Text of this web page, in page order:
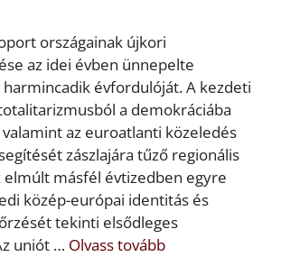
országainak újkori
az idei évben ünnepelte
évfordulóját. A kezdeti
a demokráciába
az euroatlanti közeledés
zászlajára tűző regionális
elmúlt másfél évtizedben egyre
közép-európai identitás és
tekinti elsődleges
uniót … Olvass tovább